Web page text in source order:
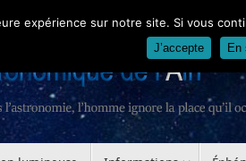
expérience sur notre site. Si vous
J’accepte En